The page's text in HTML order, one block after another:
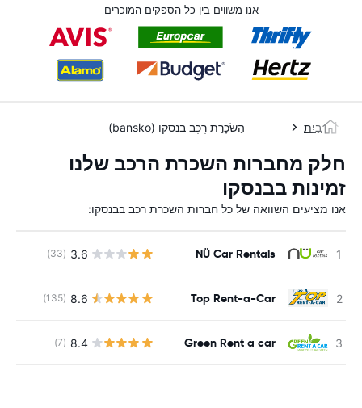
אנו משווים בין כל הספקים המוכרים
בַּיִת הַשׂכָּרַת רֶכֶב בנסקו (bansko)
חלק מחברות השכרת הרכב שלנו
זמינות בבנסקו
אנו מציעים השוואה של כל חברות השכרת רכב בבנסקו:
NÜ Car Rentals
3.6
(33)
Top Rent-a-Car
8.6
(135)
Green Rent a car
8.4
(7)